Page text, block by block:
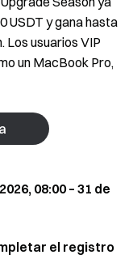
USDT y gana hasta
Los usuarios VIP
un MacBook Pro,
08:00 – 31 de
el registro